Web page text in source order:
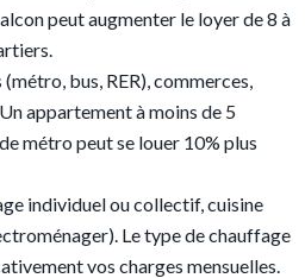
peut augmenter le loyer de 8 à
bus, RER), commerces,
appartement à moins de 5
métro peut se louer 10% plus
individuel ou collectif, cuisine
Le type de chauffage
vos charges mensuelles.